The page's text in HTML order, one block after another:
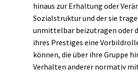
hinaus zur Erhaltung oder
Sozialstruktur und der sie
unmittelbar beizutragen oder
ihres Prestiges eine
können, die über ihre Gruppe
Verhalten anderer normativ